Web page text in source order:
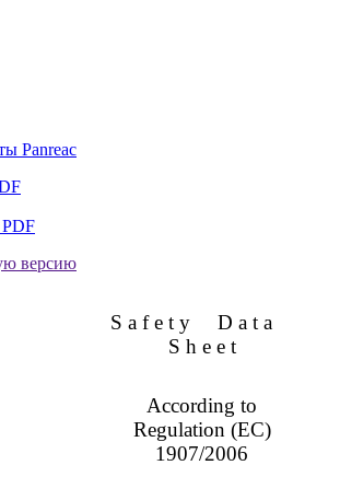
Panreac
версию
S a f e t y
D a t a
S h e e t
According to
Regulation (EC)
1907/2006